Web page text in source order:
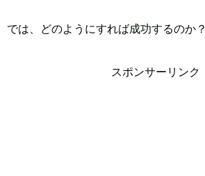
では、どのようにすれば成功するのか？
スポンサーリンク